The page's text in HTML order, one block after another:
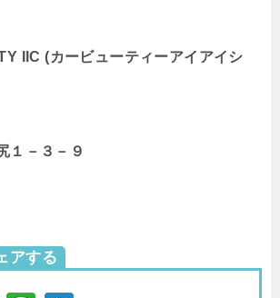
IIC (カービューティーアイアイシ
１－３－９
アする